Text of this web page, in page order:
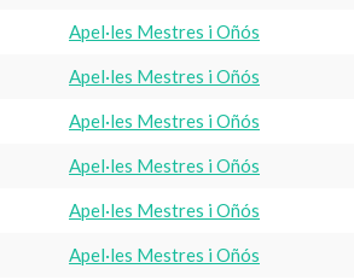
Apel·les Mestres i Oñós
Apel·les Mestres i Oñós
Apel·les Mestres i Oñós
Apel·les Mestres i Oñós
Apel·les Mestres i Oñós
Apel·les Mestres i Oñós